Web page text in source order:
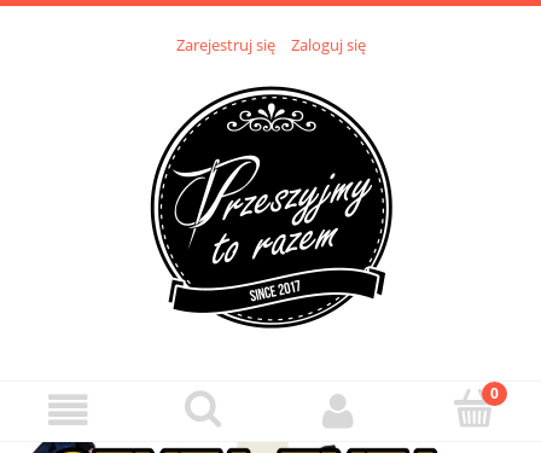
Zarejestruj się Zaloguj się